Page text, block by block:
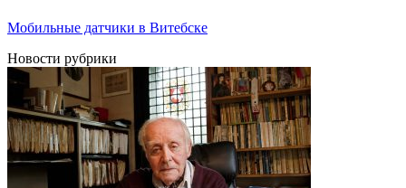
Мобильные датчики в Витебске
Новости рубрики